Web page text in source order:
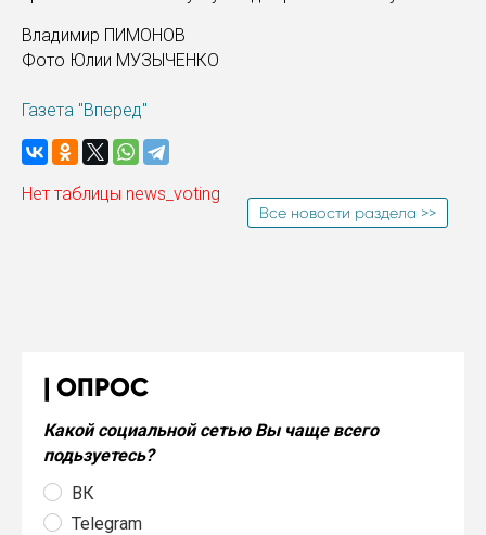
Владимир ПИМОНОВ
Фото Юлии МУЗЫЧЕНКО
Газета "Вперед"
Нет таблицы news_voting
Все новости раздела >>
ОПРОС
Какой социальной сетью Вы чаще всего
подьзуетесь?
ВК
Telegram